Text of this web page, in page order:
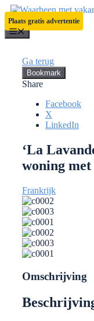
Ga
naar
de
inhoud
Plaats gratis advertentie
Menu
Ga terug
Bookmark
Share
Facebook
X
LinkedIn
‘La
woning
Frankrijk
Omschrijving